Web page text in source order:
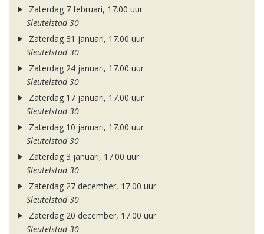
Zaterdag 7 februari, 17.00 uur
Sleutelstad 30
Zaterdag 31 januari, 17.00 uur
Sleutelstad 30
Zaterdag 24 januari, 17.00 uur
Sleutelstad 30
Zaterdag 17 januari, 17.00 uur
Sleutelstad 30
Zaterdag 10 januari, 17.00 uur
Sleutelstad 30
Zaterdag 3 januari, 17.00 uur
Sleutelstad 30
Zaterdag 27 december, 17.00 uur
Sleutelstad 30
Zaterdag 20 december, 17.00 uur
Sleutelstad 30